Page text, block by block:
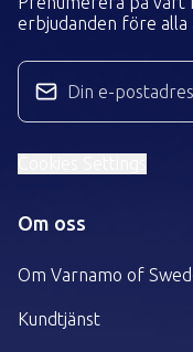
erbjudanden före alla
Din e-postadress
Om oss
Om Varnamo of
Kundtjänst